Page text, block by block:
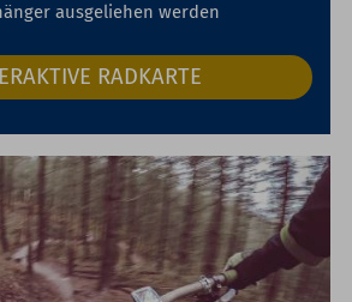
ausgeliehen werden
RADKARTE